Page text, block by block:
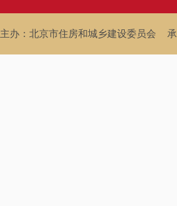
主办：北京市住房和城乡建设委员会